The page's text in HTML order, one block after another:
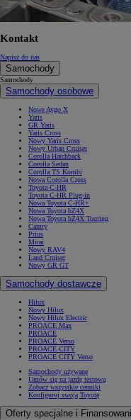
Kontakt
Napisz do nas
Samochody
Samochody
Samochody osobowe
Nowe Aygo X
Yaris
GR Yaris
Yaris Cross
Nowy Yaris Cross
Nowy Urban Cruiser
Corolla Hatchback
Corolla Sedan
Corolla TS Kombi
Nowa Corolla Cross
Toyota C-HR
Toyota C-HR Plug-in
Nowa Toyota C-HR+
Nowa Toyota bZ4X
Nowa Toyota bZ4X Touring
Camry
Prius
Mirai
Nowy RAV4
Land Cruiser
Nowy GR GT
Samochody dostawcze
Hilux
Nowy Hilux
Nowy Hilux Electric
PROACE Max
PROACE
PROACE Verso
PROACE CITY
PROACE CITY Verso
Samochody używane
Umów się na jazdę testową
Zobacz wszystkie cenniki
Konfiguruj swoją Toyotę
Oferty specjalne i